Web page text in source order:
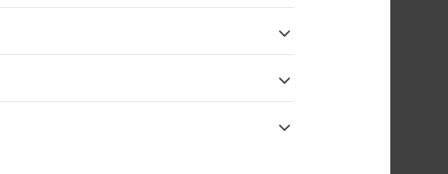
die Einsatztauglichkeit des Battle
unter realen
Munster. Im Zuge dieser
Informationsverbünde über die